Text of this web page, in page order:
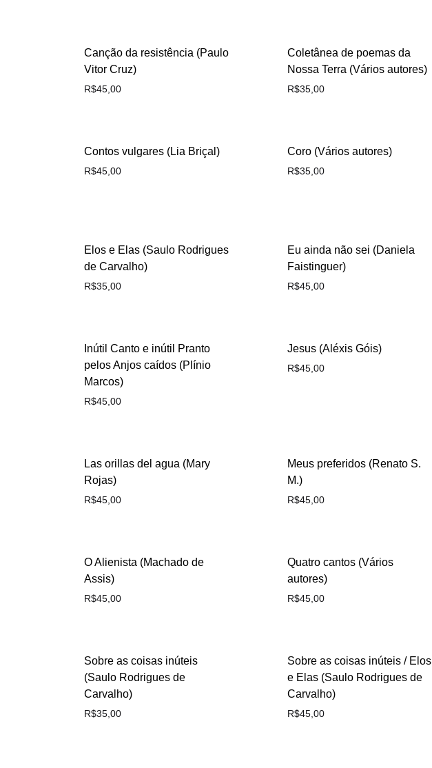
Canção da resistência (Paulo
Vitor Cruz)
R$45,00
Coletânea de poemas da
Nossa Terra (Vários autores)
R$35,00
Contos vulgares (Lia Briçal)
R$45,00
Coro (Vários autores)
R$35,00
Elos e Elas (Saulo Rodrigues
de Carvalho)
R$35,00
Eu ainda não sei (Daniela
Faistinguer)
R$45,00
Inútil Canto e inútil Pranto
pelos Anjos caídos (Plínio
Marcos)
R$45,00
Jesus (Aléxis Góis)
R$45,00
Las orillas del agua (Mary
Rojas)
R$45,00
Meus preferidos (Renato S.
M.)
R$45,00
O Alienista (Machado de
Assis)
R$45,00
Quatro cantos (Vários
autores)
R$45,00
Sobre as coisas inúteis
(Saulo Rodrigues de
Carvalho)
R$35,00
Sobre as coisas inúteis / Elos
e Elas (Saulo Rodrigues de
Carvalho)
R$45,00